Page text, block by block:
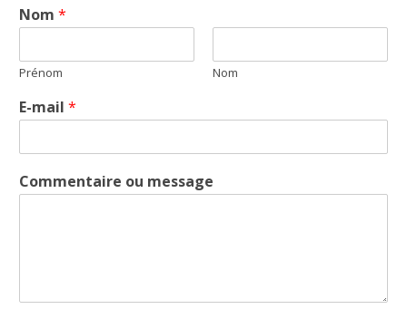
Nom *
Prénom Nom
E-mail *
Commentaire ou message